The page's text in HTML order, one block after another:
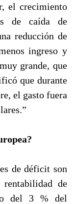
el crecimiento
de caída de
reducción de
ingreso y
grande, que
que durante
el gasto fuera
de déficit son
de
del 3 % del